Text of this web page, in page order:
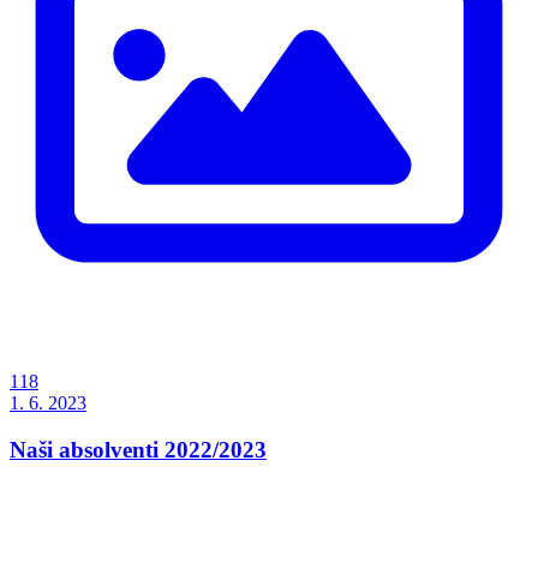
118
1. 6. 2023
Naši absolventi 2022/2023